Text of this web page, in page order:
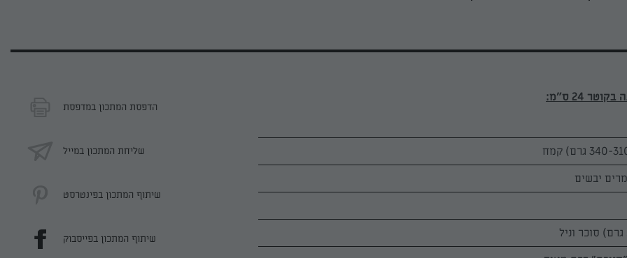
24 ס"מ:
הדפסת המתכון במדפסת
שליחת המתכון במייל
שיתוף המתכון בפינטרסט
שיתוף המתכון בפייסבוק